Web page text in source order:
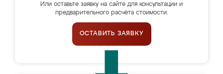
Или оставьте заявку на сайте для консультации и
предварительного расчёта стоимости.
ОСТАВИТЬ ЗАЯВКУ